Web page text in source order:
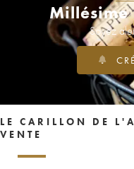
Soyez
LE CARILLON DE
VENTE